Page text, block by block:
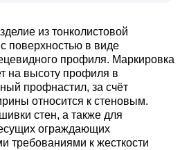
из тонколистовой
поверхностью в виде
профиля. Маркировка
на высоту профиля в
профнастил, за счёт
относится к стеновым.
стен, а также для
ограждающих
требованиями к жесткости